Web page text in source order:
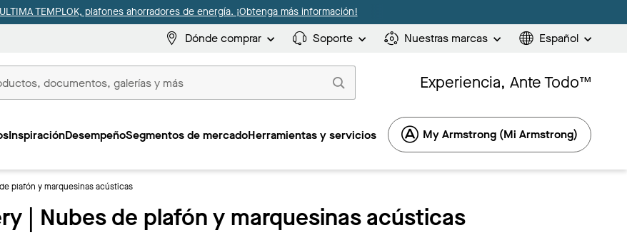
TEMPLOK, plafones ahorradores de energía. ¡Obtenga más información!
Dónde comprar Soporte Nuestras marcas Español
Experiencia, Ante Todo™
InspiraciónDesempeñoSegmentos de mercadoHerramientas y servicios My Armstrong (Mi Armstrong)
plafón y marquesinas acústicas
| Nubes de plafón y marquesinas acústicas